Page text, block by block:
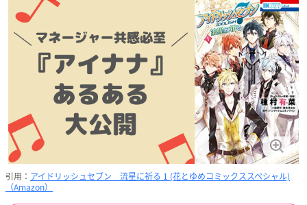
引用： アイドリッシュセブン 流星に祈る 1 (花とゆめコミックススペシャル)
（Amazon）